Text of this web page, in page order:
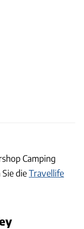
Camping
dieTravellife